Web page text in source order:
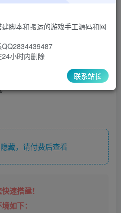
￥ 3000
藏，请付费后查看
速搭建！
如下：
脚本和搬运的游戏手工源码和网
QQ2834439487
小时内删除
联系站长